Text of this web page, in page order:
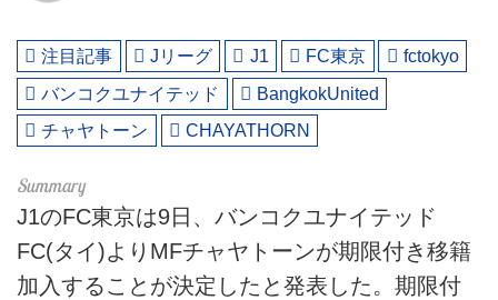
注目記事 Jリーグ J1 FC東京
fctokyo
バンコクユナイテッド
BangkokUnited
チャヤトーン
CHAYATHORN
J1のFC東京は9日、バンコクユナイテッド
FC(タイ)よりMFチャヤトーンが期限付き移籍
加入することが決定したと発表した。期限付